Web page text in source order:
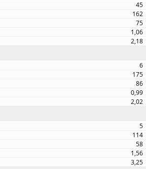
45
162
75
1,06
2,18
6
175
86
0,99
2,02
5
114
58
1,56
3,25